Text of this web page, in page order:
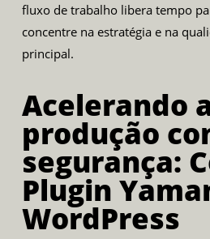
fluxo de trabalho libera tempo
concentre na estratégia e na
principal.
Acelerando
produção
segurança:
Plugin
WordPress